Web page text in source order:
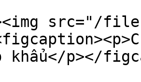
src="/files/
khẩu</p></